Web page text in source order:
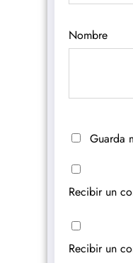
Nombre
Guarda
Recibir un
Recibir un